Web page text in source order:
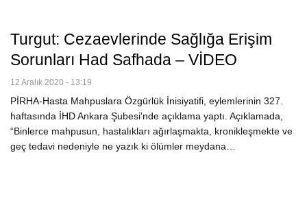
Turgut: Cezaevlerinde Sağlığa Erişim
Sorunları Had Safhada – VİDEO
12 Aralık 2020 - 13:19
PİRHA-Hasta Mahpuslara Özgürlük İnisiyatifi, eylemlerinin 327.
haftasında İHD Ankara Şubesi'nde açıklama yaptı. Açıklamada,
“Binlerce mahpusun, hastalıkları ağırlaşmakta, kronikleşmekte ve
geç tedavi nedeniyle ne yazık ki ölümler meydana…